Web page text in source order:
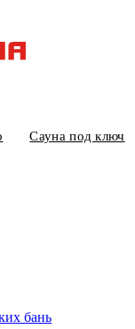
Сауна под ключ
бань